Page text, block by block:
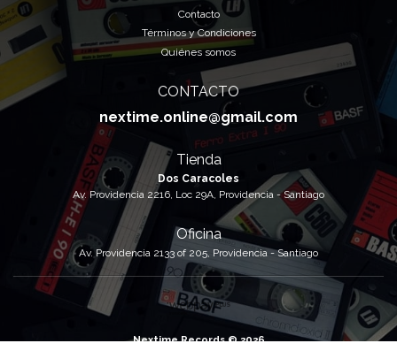
Contacto
Términos y Condiciones
Quiénes somos
CONTACTO
nextime.online@gmail.com
Tienda
Dos Caracoles
Av. Providencia 2216, Loc 29A, Providencia - Santiago
Oficina
Av. Providencia 2133 of 205, Providencia - Santiago
Nextime Records © 2026